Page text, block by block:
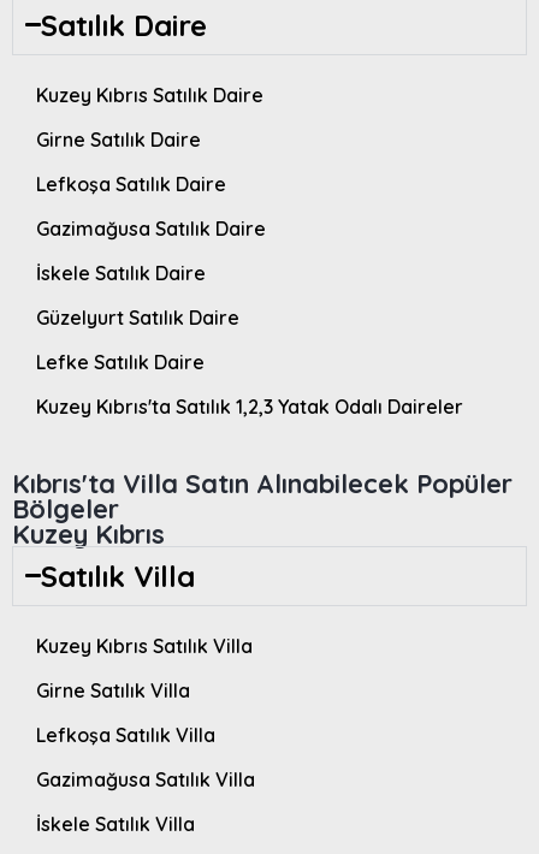
Satılık Daire
Kuzey Kıbrıs Satılık Daire
Girne Satılık Daire
Lefkoşa Satılık Daire
Gazimağusa Satılık Daire
İskele Satılık Daire
Güzelyurt Satılık Daire
Lefke Satılık Daire
Kuzey Kıbrıs'ta Satılık 1,2,3 Yatak Odalı Daireler
Kıbrıs'ta Villa Satın Alınabilecek Popüler
Bölgeler
Kuzey Kıbrıs
Satılık Villa
Kuzey Kıbrıs Satılık Villa
Girne Satılık Villa
Lefkoşa Satılık Villa
Gazimağusa Satılık Villa
İskele Satılık Villa